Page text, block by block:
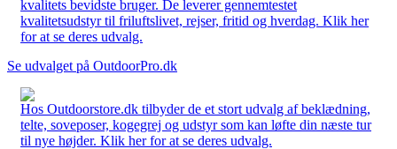
kvalitets bevidste bruger. De leverer gennemtestet
kvalitetsudstyr til friluftslivet, rejser, fritid og hverdag. Klik her
for at se deres udvalg.
Se udvalget på OutdoorPro.dk
Hos Outdoorstore.dk tilbyder de et stort udvalg af beklædning,
telte, soveposer, kogegrej og udstyr som kan løfte din næste tur
til nye højder. Klik her for at se deres udvalg.